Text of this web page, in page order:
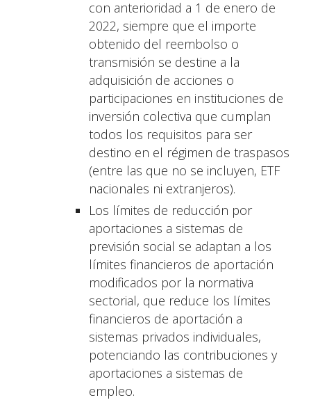
con anterioridad a 1 de enero de
2022, siempre que el importe
obtenido del reembolso o
transmisión se destine a la
adquisición de acciones o
participaciones en instituciones de
inversión colectiva que cumplan
todos los requisitos para ser
destino en el régimen de traspasos
(entre las que no se incluyen, ETF
nacionales ni extranjeros).
Los límites de reducción por
aportaciones a sistemas de
previsión social se adaptan a los
límites financieros de aportación
modificados por la normativa
sectorial, que reduce los límites
financieros de aportación a
sistemas privados individuales,
potenciando las contribuciones y
aportaciones a sistemas de
empleo.